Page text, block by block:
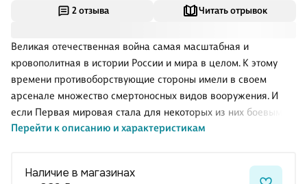
2 отзыва Читать отрывок
Великая отечественная война самая масштабная и
кровополитная в истории России и мира в целом. К этому
времени противоборствующие стороны имели в своем
арсенале множество смертоносных видов вооружения. И
если Первая мировая стала для некоторых из них боевым
крещением, то Вторая мировая война явилась настоящим
стрелковое оружие СССР, Германии и их союзников. Причем
Перейти к описанию и характеристикам
Наличие в магазинах